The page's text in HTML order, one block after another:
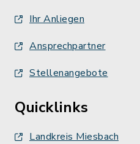
Ihr Anliegen
Ansprechpartner
Stellenangebote
Quicklinks
Landkreis Miesbach